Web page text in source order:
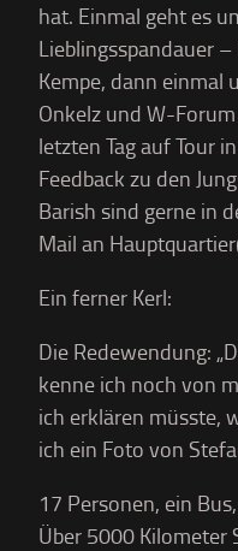
hat. Einmal geht es
Lieblingsspandauer
Kempe, dann einmal
Onkelz und W-
letzten Tag auf Tour
Feedback zu den
Barish sind gerne in
Mail an
Ein ferner Kerl:
Die Redewendung:
kenne ich noch von
ich erklären müsste,
ich ein Foto von
17 Personen, ein
Über 5000 Kilometer